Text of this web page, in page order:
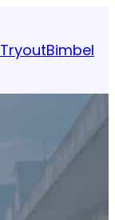
TryoutBimbel